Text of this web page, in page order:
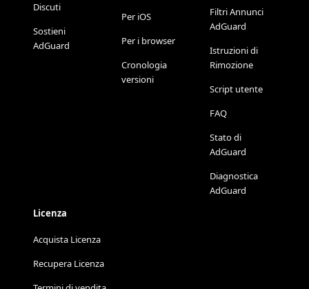
Discuti
Sostieni
AdGuard
Per iOS
Per i browser
Cronologia
versioni
Filtri Annunci
AdGuard
Istruzioni di
Rimozione
Script utente
FAQ
Stato di
AdGuard
Diagnostica
AdGuard
Licenza
Acquista Licenza
Recupera Licenza